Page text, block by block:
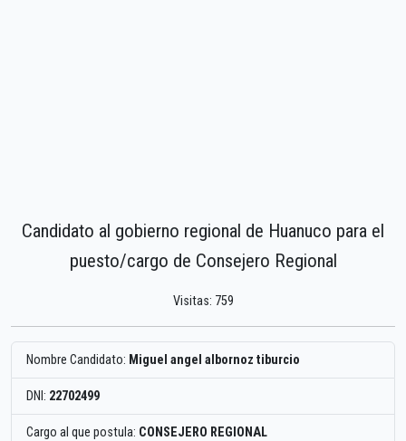
Candidato al gobierno regional de Huanuco para el
puesto/cargo de Consejero Regional
Visitas: 759
Nombre Candidato: Miguel angel albornoz tiburcio
DNI: 22702499
Cargo al que postula: CONSEJERO REGIONAL